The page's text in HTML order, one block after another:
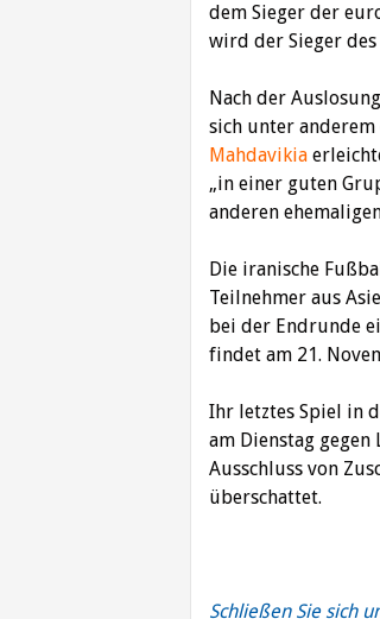
dem Sieger der
wird der Sieger
Nach der
sich unter
Mahdavikia
„in einer guten
anderen
Die iranische
Teilnehmer aus
bei der Endrunde
findet am 21.
Ihr letztes Spiel in
am Dienstag
Ausschluss von
überschattet.
Schließen Sie sich